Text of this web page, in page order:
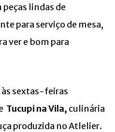
peças lindas de
para serviço de mesa,
ver e bom para
sextas-feiras
Tucupi naVila, culinária
produzida no Atlelier.